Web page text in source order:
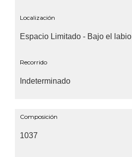
Localización
Espacio Limitado - Bajo el labio
Recorrido
Indeterminado
Composición
1037